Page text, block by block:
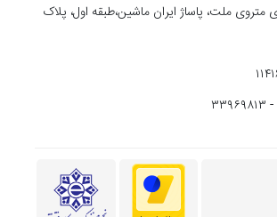
متروی ملت، پاساژ ایران ماشین،طبقه اول، پلاک